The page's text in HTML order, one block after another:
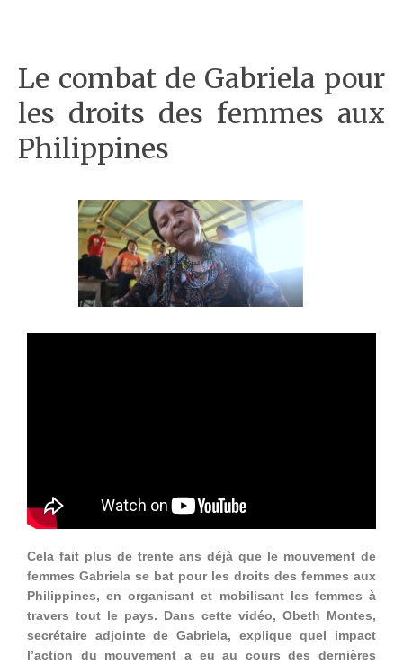
Le combat de Gabriela pour
les droits des femmes aux
Philippines
Cela fait plus de trente ans déjà que le mouvement de
femmes Gabriela se bat pour les droits des femmes aux
Philippines, en organisant et mobilisant les femmes à
travers tout le pays. Dans cette vidéo, Obeth Montes,
secrétaire adjointe de Gabriela, explique quel impact
l’action du mouvement a eu au cours des dernières